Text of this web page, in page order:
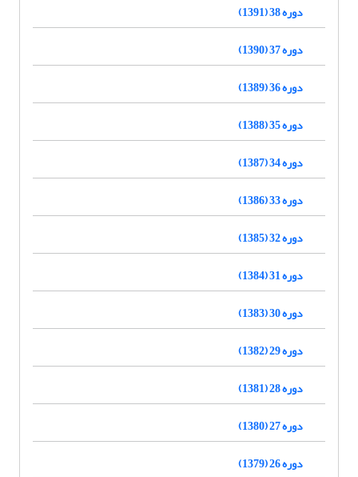
دوره 38 (1391)
دوره 37 (1390)
دوره 36 (1389)
دوره 35 (1388)
دوره 34 (1387)
دوره 33 (1386)
دوره 32 (1385)
دوره 31 (1384)
دوره 30 (1383)
دوره 29 (1382)
دوره 28 (1381)
دوره 27 (1380)
دوره 26 (1379)